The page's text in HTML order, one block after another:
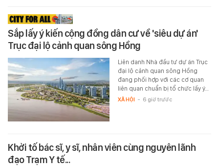
Sắp lấy ý kiến cộng đồng dân cư về 'siêu dự án'
Trục đại lộ cảnh quan sông Hồng
Liên danh Nhà đầu tư dự án Trục
đại lộ cảnh quan sông Hồng
đang phối hợp với các cơ quan
liên quan chuẩn bị tổ chức lấy ý…
XÃ HỘI - 6 giờ trước
Khởi tố bác sĩ, y sĩ, nhân viên cùng nguyên lãnh
đạo Trạm Y tế...